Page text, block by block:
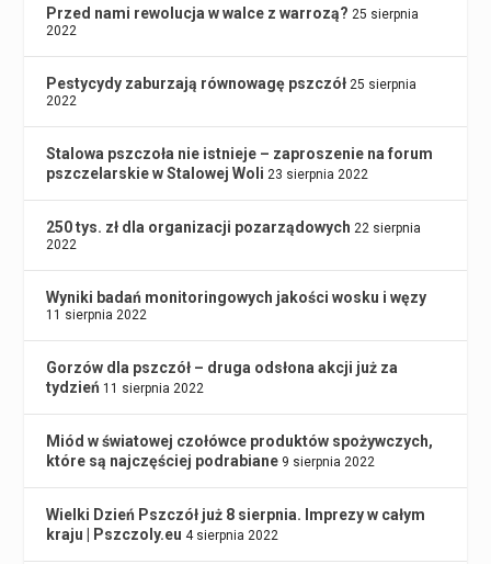
Przed nami rewolucja w walce z warrozą? 25 sierpnia
2022
Pestycydy zaburzają równowagę pszczół 25 sierpnia
2022
Stalowa pszczoła nie istnieje – zaproszenie na forum
pszczelarskie w Stalowej Woli 23 sierpnia 2022
250 tys. zł dla organizacji pozarządowych 22 sierpnia
2022
Wyniki badań monitoringowych jakości wosku i węzy
11 sierpnia 2022
Gorzów dla pszczół – druga odsłona akcji już za
tydzień 11 sierpnia 2022
Miód w światowej czołówce produktów spożywczych,
które są najczęściej podrabiane 9 sierpnia 2022
Wielki Dzień Pszczół już 8 sierpnia. Imprezy w całym
kraju | Pszczoly.eu 4 sierpnia 2022